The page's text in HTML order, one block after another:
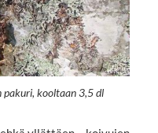
pakuri, kooltaan 3,5 dl